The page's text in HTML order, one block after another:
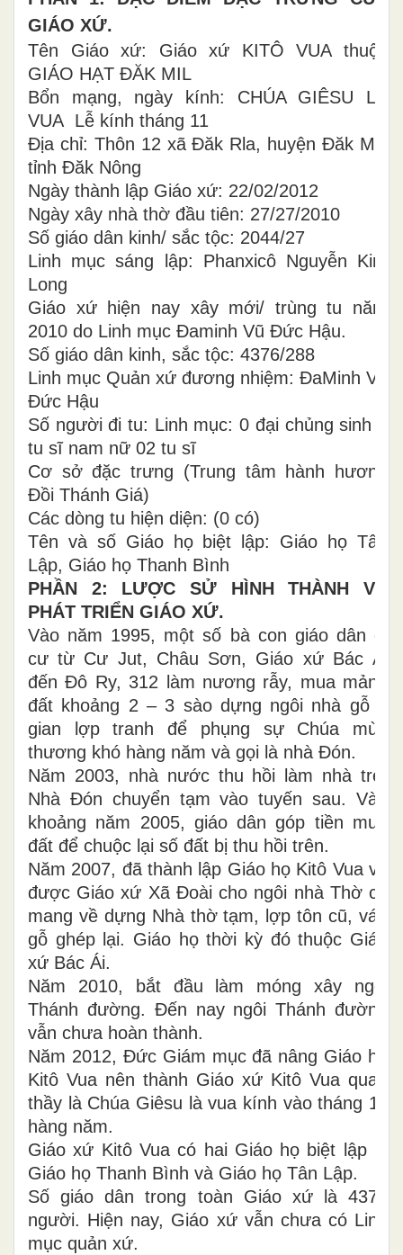
GIÁO XỨ.
Tên Giáo xứ: Giáo xứ KITÔ VUA thuộc
GIÁO HẠT ĐĂK MIL
Bổn mạng, ngày kính: CHÚA GIÊSU LÀ
VUA Lễ kính tháng 11
Địa chỉ: Thôn 12 xã Đăk Rla, huyện Đăk Mil,
tỉnh Đăk Nông
Ngày thành lập Giáo xứ: 22/02/2012
Ngày xây nhà thờ đầu tiên: 27/27/2010
Số giáo dân kinh/ sắc tộc: 2044/27
Linh mục sáng lập: Phanxicô Nguyễn Kim
Long
Giáo xứ hiện nay xây mới/ trùng tu năm
2010 do Linh mục Đaminh Vũ Đức Hậu.
Số giáo dân kinh, sắc tộc: 4376/288
Linh mục Quản xứ đương nhiệm: ĐaMinh Vũ
Đức Hậu
Số người đi tu: Linh mục: 0 đại chủng sinh 0
tu sĩ nam nữ 02 tu sĩ
Cơ sở đặc trưng (Trung tâm hành hương
Đồi Thánh Giá)
Các dòng tu hiện diện: (0 có)
Tên và số Giáo họ biệt lập: Giáo họ Tân
Lập, Giáo họ Thanh Bình
PHẦN 2: LƯỢC SỬ HÌNH THÀNH VÀ
PHÁT TRIỂN GIÁO XỨ.
Vào năm 1995, một số bà con giáo dân di
cư từ Cư Jut, Châu Sơn, Giáo xứ Bác Ái
đến Đô Ry, 312 làm nương rẫy, mua mảnh
đất khoảng 2 – 3 sào dựng ngôi nhà gỗ 2
gian lợp tranh để phụng sự Chúa mùa
thương khó hàng năm và gọi là nhà Đón.
Năm 2003, nhà nước thu hồi làm nhà trẻ.
Nhà Đón chuyển tạm vào tuyến sau. Vào
khoảng năm 2005, giáo dân góp tiền mua
đất để chuộc lại số đất bị thu hồi trên.
Năm 2007, đã thành lập Giáo họ Kitô Vua và
được Giáo xứ Xã Đoài cho ngôi nhà Thờ cũ
mang về dựng Nhà thờ tạm, lợp tôn cũ, ván
gỗ ghép lại. Giáo họ thời kỳ đó thuộc Giáo
xứ Bác Ái.
Năm 2010, bắt đầu làm móng xây ngôi
Thánh đường. Đến nay ngôi Thánh đường
vẫn chưa hoàn thành.
Năm 2012, Đức Giám mục đã nâng Giáo họ
Kitô Vua nên thành Giáo xứ Kitô Vua quan
thầy là Chúa Giêsu là vua kính vào tháng 11
hàng năm.
Giáo xứ Kitô Vua có hai Giáo họ biệt lập là
Giáo họ Thanh Bình và Giáo họ Tân Lập.
Số giáo dân trong toàn Giáo xứ là 4376
người. Hiện nay, Giáo xứ vẫn chưa có Linh
mục quản xứ.